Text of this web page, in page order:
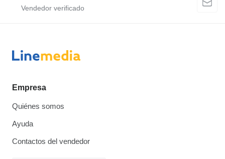
Empresa
Quiénes somos
Ayuda
Contactos del vendedor